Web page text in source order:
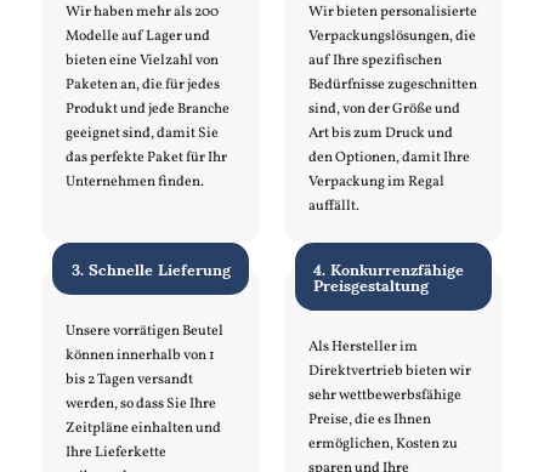
Wir haben mehr als 200
Modelle auf Lager und
bieten eine Vielzahl von
Paketen an, die für jedes
Produkt und jede Branche
geeignet sind, damit Sie
das perfekte Paket für Ihr
Unternehmen finden.
Wir bieten personalisierte
Verpackungslösungen, die
auf Ihre spezifischen
Bedürfnisse zugeschnitten
sind, von der Größe und
Art bis zum Druck und
den Optionen, damit Ihre
Verpackung im Regal
auffällt.
3. Schnelle Lieferung
Unsere vorrätigen Beutel
können innerhalb von 1
bis 2 Tagen versandt
werden, so dass Sie Ihre
Zeitpläne einhalten und
Ihre Lieferkette
4. Konkurrenzfähige
Preisgestaltung
Als Hersteller im
Direktvertrieb bieten wir
sehr wettbewerbsfähige
Preise, die es Ihnen
ermöglichen, Kosten zu
sparen und Ihre